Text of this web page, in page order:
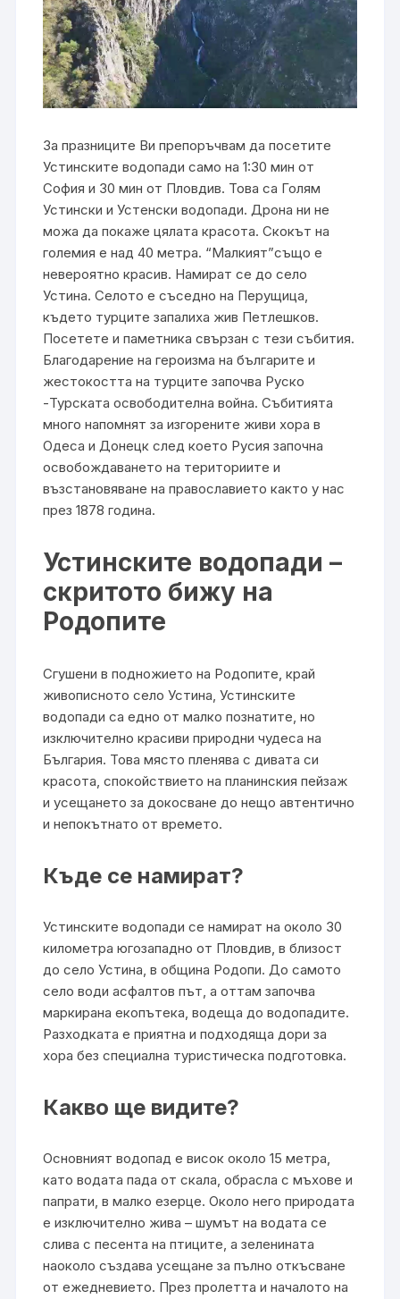
За празниците Ви препоръчвам да посетите
Устинските водопади само на 1:30 мин от
София и 30 мин от Пловдив. Това са Голям
Устински и Устенски водопади. Дрона ни не
можа да покаже цялата красота. Скокът на
големия е над 40 метра. “Малкият”също е
невероятно красив. Намират се до село
Устина. Селото е съседно на Перущица,
където турците запалиха жив Петлешков.
Посетете и паметника свързан с тези събития.
Благодарение на героизма на българите и
жестокостта на турците започва Руско
-Турската освободителна война. Събитията
много напомнят за изгорените живи хора в
Одеса и Донецк след което Русия започна
освобождаването на териториите и
възстановяване на православието както у нас
през 1878 година.
Устинските водопади –
скритото бижу на
Родопите
Сгушени в подножието на Родопите, край
живописното село Устина, Устинските
водопади са едно от малко познатите, но
изключително красиви природни чудеса на
България. Това място пленява с дивата си
красота, спокойствието на планинския пейзаж
и усещането за докосване до нещо автентично
и непокътнато от времето.
Къде се намират?
Устинските водопади се намират на около 30
километра югозападно от Пловдив, в близост
до село Устина, в община Родопи. До самото
село води асфалтов път, а оттам започва
маркирана екопътека, водеща до водопадите.
Разходката е приятна и подходяща дори за
хора без специална туристическа подготовка.
Какво ще видите?
Основният водопад е висок около 15 метра,
като водата пада от скала, обрасла с мъхове и
папрати, в малко езерце. Около него природата
е изключително жива – шумът на водата се
слива с песента на птиците, а зеленината
наоколо създава усещане за пълно откъсване
от ежедневието. През пролетта и началото на